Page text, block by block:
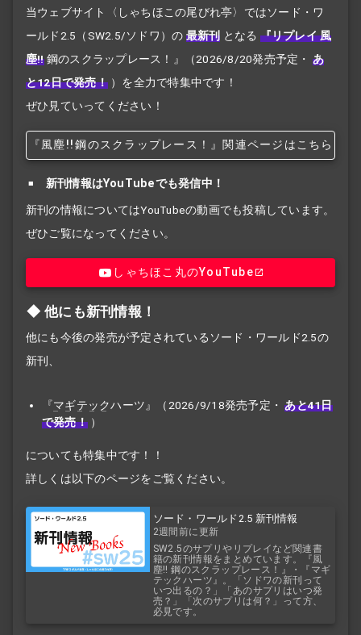
当ウェブサイト〈しゃちほこの尾びれ亭〉ではソード・ワ
ールド2.5（SW2.5/ソドワ）の 最新刊 となる 『リプレイ 風
塵!! 鋼のスクラップレース！』 （2026/8/20発売予定・ あ
と12日で発売！ ）を全力で特集中です！
ぜひ見ていってください！
『風塵!! 鋼のスクラップレース！』関連ページはこちら
新刊情報はYouTubeでも発信中！
新刊の情報についてはYouTubeの動画でも投稿しています。
ぜひご覧になってください。
しゃちほこ丸のYouTube
他にも新刊情報！
他にも今後の発売が予定されているソード・ワールド2.5の
新刊、
『マギテックハーツ』（2026/9/18発売予定・ あと41日
で発売！ ）
についても特集中です！！
詳しくは以下のページをご覧ください。
ソード・ワールド2.5 新刊情報
2週間前に更新
SW2.5のサプリやリプレイなど関連書
籍の新刊情報をまとめています。『風
塵!! 鋼のスクラップレース！』・『マギ
テックハーツ』。「ソドワの新刊って
いつ出るの？」「あのサプリはいつ発
売？」「次のサプリは何？」って方、
必見です。